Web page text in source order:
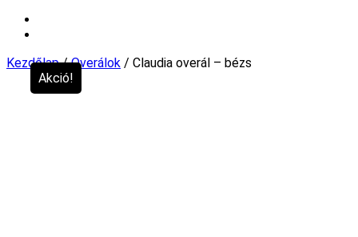
Kezdőlap/Overálok / Claudia overál – bézs
Akció!